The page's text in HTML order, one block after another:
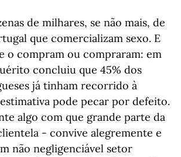
de milhares, se não mais, de
que comercializam sexo. E
o compram ou compraram: em
concluiu que 45% dos
já tinham recorrido à
pode pecar por defeito.
algo com que grande parte da
- convive alegremente e
não negligenciável setor